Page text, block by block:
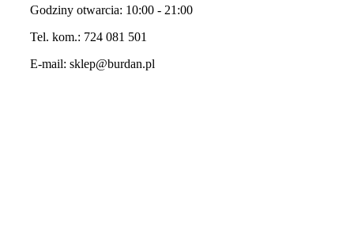
Godziny otwarcia: 10:00 - 21:00
Tel. kom.: 724 081 501
E-mail: sklep@burdan.pl